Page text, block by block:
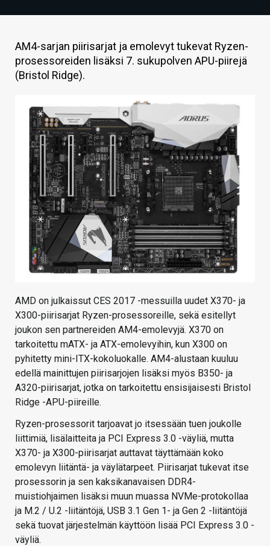
HINTA.FI
KAUPPA
HAKU
AM4-sarjan piirisarjat ja emolevyt tukevat Ryzen-
prosessoreiden lisäksi 7. sukupolven APU-piirejä
(Bristol Ridge).
AMD on julkaissut CES 2017 -messuilla uudet X370- ja
X300-piirisarjat Ryzen-prosessoreille, sekä esitellyt
joukon sen partnereiden AM4-emolevyjä. X370 on
tarkoitettu mATX- ja ATX-emolevyihin, kun X300 on
pyhitetty mini-ITX-kokoluokalle. AM4-alustaan kuuluu
edellä mainittujen piirisarjojen lisäksi myös B350- ja
A320-piirisarjat, jotka on tarkoitettu ensisijaisesti Bristol
Ridge -APU-piireille.
Ryzen-prosessorit tarjoavat jo itsessään tuen joukolle
liittimiä, lisälaitteita ja PCI Express 3.0 -väyliä, mutta
X370- ja X300-piirisarjat auttavat täyttämään koko
emolevyn liitäntä- ja väylätarpeet. Piirisarjat tukevat itse
prosessorin ja sen kaksikanavaisen DDR4-
muistiohjaimen lisäksi muun muassa NVMe-protokollaa
ja M.2 / U.2 -liitäntöjä, USB 3.1 Gen 1- ja Gen 2 -liitäntöjä
sekä tuovat järjestelmän käyttöön lisää PCI Express 3.0 -
väyliä.